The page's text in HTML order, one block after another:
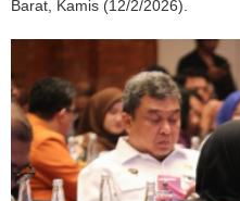
Barat, Kamis (12/2/2026).